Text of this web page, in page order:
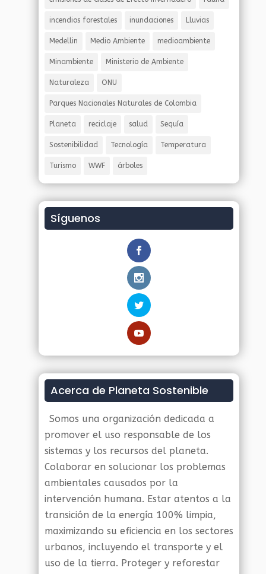
incendios forestales inundaciones Lluvias
Medellin Medio Ambiente medioambiente
Minambiente Ministerio de Ambiente
Naturaleza ONU
Parques Nacionales Naturales de Colombia
Planeta reciclaje salud Sequía
Sostenibilidad Tecnología Temperatura
Turismo WWF árboles
Síguenos
Acerca de Planeta Sostenible
Somos una organización dedicada a
promover el uso responsable de los
sistemas y los recursos del planeta.
Colaborar en solucionar los problemas
ambientales causados por la
intervención humana. Estar atentos a la
transición de la energía 100% limpia,
maximizando su eficiencia en los sectores
urbanos, incluyendo el transporte y el
uso de la tierra. Proteger y reforestar